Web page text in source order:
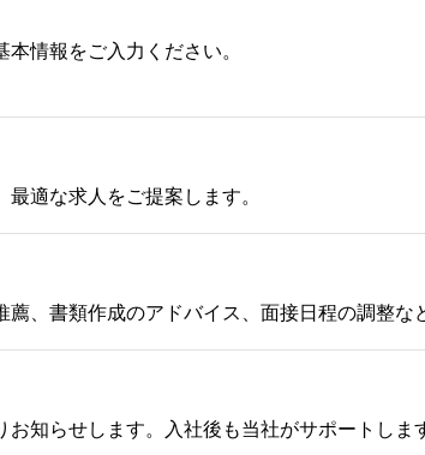
情報をご入力ください。
適な求人をご提案します。
、書類作成のアドバイス、面接日程の調整な
知らせします。入社後も当社がサポートしま